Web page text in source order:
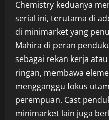
Chemistry keduanya
serial ini, terutama di
di minimarket yang
Mahira di peran
sebagai rekan kerja
ringan, membawa
mengganggu fokus
perempuan. Cast
minimarket lain juga